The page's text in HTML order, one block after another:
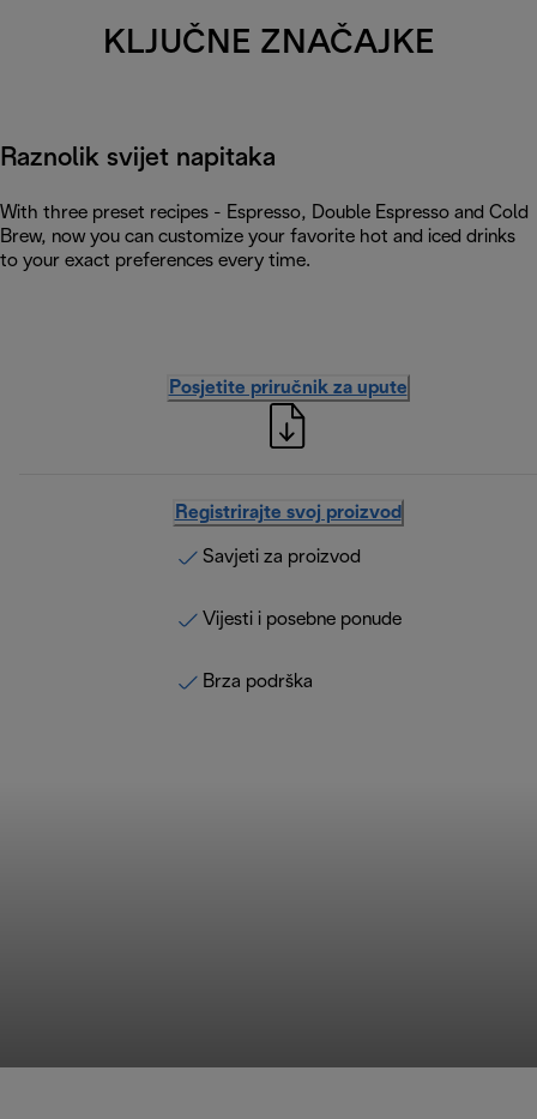
KLJUČNE ZNAČAJKE
Raznolik svijet napitaka
With three preset recipes - Espresso, Double Espresso and Cold
Brew, now you can customize your favorite hot and iced drinks
to your exact preferences every time.
Posjetite priručnik za upute
Registrirajte svoj proizvod
Savjeti za proizvod
Vijesti i posebne ponude
Brza podrška